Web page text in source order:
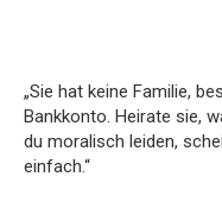
„Sie hat keine Familie,
Bankkonto. Heirate sie,
du moralisch leiden,
einfach.“